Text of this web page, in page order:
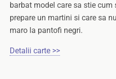
barbat model care sa stie cum
prepare un martini si care sa
maro la pantofi negri.
Detalii carte >>